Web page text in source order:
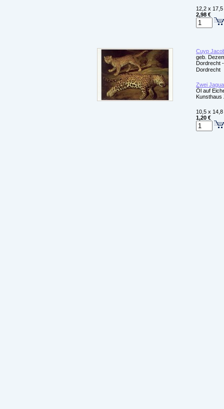
12,2 x 17,5
2,98 €
Cuyp
geb.
Dordrecht
Dordrecht
Zwei
Öl auf
Kunsthaus
10,5 x 14,8
1,20 €